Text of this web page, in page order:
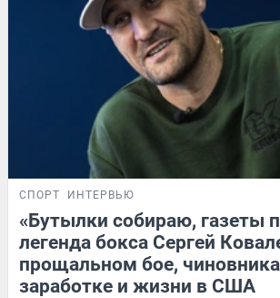
СПОРТ ИНТЕРВЬЮ
«Бутылки собираю, газеты
легенда бокса Сергей
прощальном бое,
заработке и жизни в США